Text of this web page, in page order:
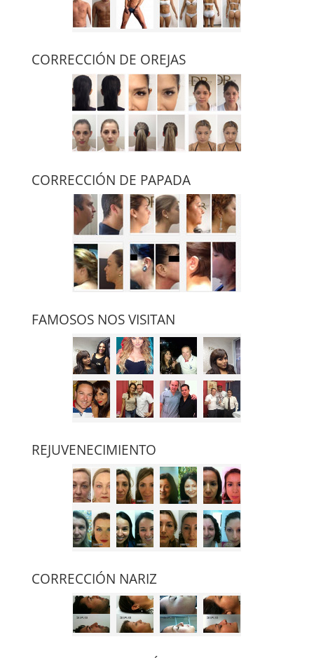
CORRECCIÓN DE OREJAS
CORRECCIÓN DE PAPADA
FAMOSOS NOS VISITAN
REJUVENECIMIENTO
CORRECCIÓN NARIZ